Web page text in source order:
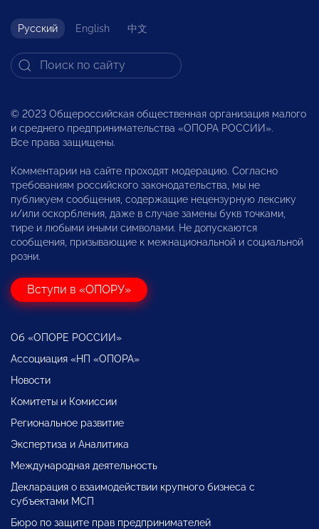
Русский English 中文
© 2023 Общероссийская общественная организация малого
и среднего предпринимательства «ОПОРА РОССИИ».
Все права защищены.
Комментарии на сайте проходят модерацию. Согласно
требованиям российского законодательства, мы не
публикуем сообщения, содержащие нецензурную лексику
и/или оскорбления, даже в случае замены букв точками,
тире и любыми иными символами. Не допускаются
сообщения, призывающие к межнациональной и социальной
розни.
Вступи в «ОПОРУ»
Об «ОПОРЕ РОССИИ»
Ассоциация «НП «ОПОРА»
Новости
Комитеты и Комиссии
Региональное развитие
Экспертиза и Аналитика
Международная деятельность
Декларация о взаимодействии крупного бизнеса с
субъектами МСП
Бюро по защите прав предпринимателей